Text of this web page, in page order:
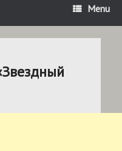
Menu